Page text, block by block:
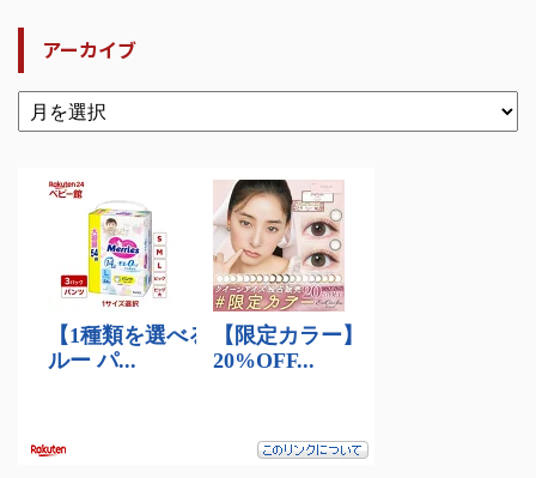
アーカイブ